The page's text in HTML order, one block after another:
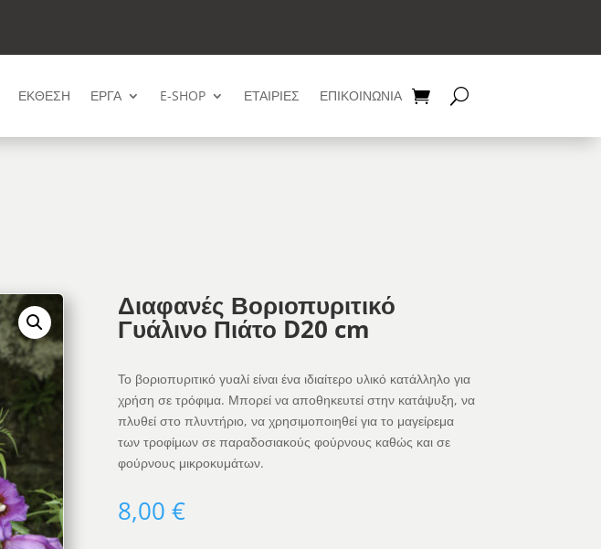
ΕΚΘΕΣΗ ΕΡΓΑ E-SHOP ΕΤΑΙΡΙΕΣ ΕΠΙΚΟΙΝΩΝΙΑ
Διαφανές Βοριοπυριτικό
Γυάλινο Πιάτο D20 cm
Το βοριοπυριτικό γυαλί είναι ένα ιδιαίτερο υλικό κατάλληλο για
χρήση σε τρόφιμα. Μπορεί να αποθηκευτεί στην κατάψυξη, να
πλυθεί στο πλυντήριο, να χρησιμοποιηθεί για το μαγείρεμα
των τροφίμων σε παραδοσιακούς φούρνους καθώς και σε
φούρνους μικροκυμάτων.
8,00 €